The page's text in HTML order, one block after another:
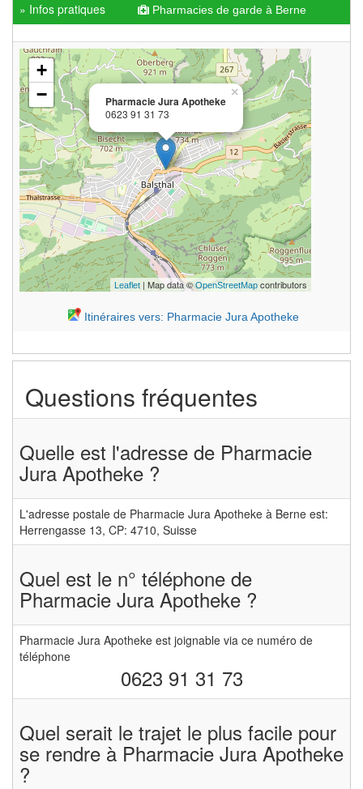
» Infos pratiques Pharmacies de garde à Berne
Pharmacie Jura Apotheke
0623 91 31 73
×
+
−
Leaflet| Map data ©OpenStreetMap contributors
Itinéraires vers: Pharmacie Jura Apotheke
Questions fréquentes
Quelle est l'adresse de Pharmacie
Jura Apotheke ?
L'adresse postale de Pharmacie Jura Apotheke à Berne est:
Herrengasse 13, CP: 4710, Suisse
Quel est le n° téléphone de
Pharmacie Jura Apotheke ?
Pharmacie Jura Apotheke est joignable via ce numéro de
téléphone
0623 91 31 73
Quel serait le trajet le plus facile pour
se rendre à Pharmacie Jura Apotheke
?